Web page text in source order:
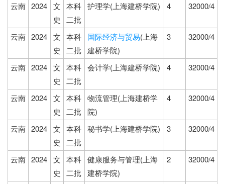
云南 2024 文
史
本科
二批
护理学(上海建桥学院) 4 32000/4
云南 2024 文
史
本科
二批
国际经济与贸易(上海
建桥学院)
3 32000/4
云南 2024 文
史
本科
二批
会计学(上海建桥学院) 4 32000/4
云南 2024 文
史
本科
二批
物流管理(上海建桥学
院)
4 32000/4
云南 2024 文
史
本科
二批
秘书学(上海建桥学院) 3 32000/4
云南 2024 文
史
本科
二批
健康服务与管理(上海
建桥学院)
2 32000/4